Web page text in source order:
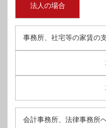
法人の場合
事務所、社宅等の家賃の
会計事務所、法律事務所